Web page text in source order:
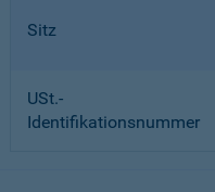
Sitz
USt.-
Identifikationsnummer